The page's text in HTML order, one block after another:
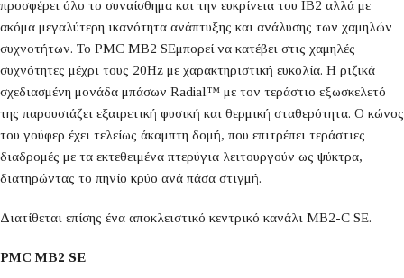
προσφέρει όλο το συναίσθημα και την ευκρίνεια του IB2 αλλά με
ακόμα μεγαλύτερη ικανότητα ανάπτυξης και ανάλυσης των χαμηλών
συχνοτήτων. Το PMC MB2 SEμπορεί να κατέβει στις χαμηλές
συχνότητες μέχρι τους 20Hz με χαρακτηριστική ευκολία. Η ριζικά
σχεδιασμένη μονάδα μπάσων Radial™ με τον τεράστιο εξωσκελετό
της παρουσιάζει εξαιρετική φυσική και θερμική σταθερότητα. Ο κώνος
του γούφερ έχει τελείως άκαμπτη δομή, που επιτρέπει τεράστιες
διαδρομές με τα εκτεθειμένα πτερύγια λειτουργούν ως ψύκτρα,
διατηρώντας το πηνίο κρύο ανά πάσα στιγμή.
Διατίθεται επίσης ένα αποκλειστικό κεντρικό κανάλι MB2-C SE.
PMC MB2 SE